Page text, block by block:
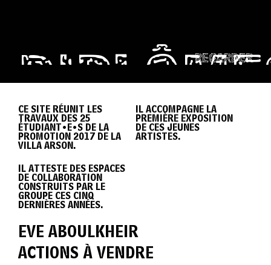
REGARDER
VILLA
ARSON
2017
CE SITE RÉUNIT LES
TRAVAUX DES 25
ÉTUDIANT•E•S DE LA
PROMOTION 2017 DE LA
VILLA ARSON.
IL ACCOMPAGNE LA
PREMIÈRE EXPOSITION
DE CES JEUNES
ARTISTES.
IL ATTESTE DES ESPACES
DE COLLABORATION
CONSTRUITS PAR LE
GROUPE CES CINQ
DERNIÈRES ANNÉES.
EVE ABOULKHEIR
ACTIONS À VENDRE